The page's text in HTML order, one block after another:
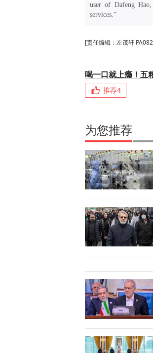
user of Dafeng
services.”
[责任编辑：左茂轩
喝一口就上瘾！五
推荐4
为您推荐